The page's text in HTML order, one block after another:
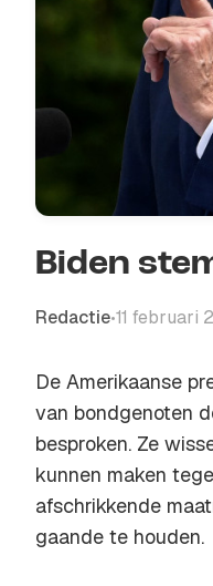
Biden
Redactie•11 februari
De Amerikaanse
van bondgenoten
besproken. Ze
kunnen maken
afschrikkende
gaande te houden.